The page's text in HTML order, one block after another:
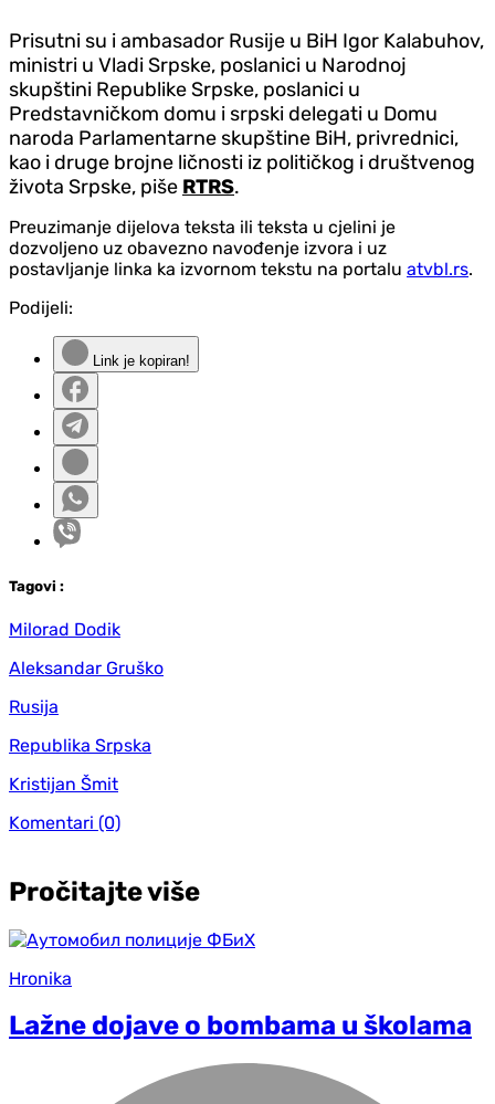
Prisutni su i ambasador Rusije u BiH Igor Kalabuhov,
ministri u Vladi Srpske, poslanici u Narodnoj
skupštini Republike Srpske, poslanici u
Predstavničkom domu i srpski delegati u Domu
naroda Parlamentarne skupštine BiH, privrednici,
kao i druge brojne ličnosti iz političkog i društvenog
života Srpske, piše RTRS.
Preuzimanje dijelova teksta ili teksta u cjelini je
dozvoljeno uz obavezno navođenje izvora i uz
postavljanje linka ka izvornom tekstu na portalu atvbl.rs.
Podijeli:
Link je kopiran!
Tagovi :
Milorad Dodik
Aleksandar Gruško
Rusija
Republika Srpska
Kristijan Šmit
Komentari (0)
Pročitajte više
Hronika
Lažne dojave o bombama u školama